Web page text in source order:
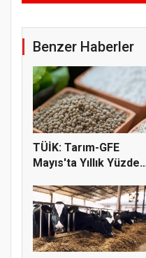
Benzer Haberler
TÜİK: Tarım-GFE
Mayıs'ta Yıllık Yüzde